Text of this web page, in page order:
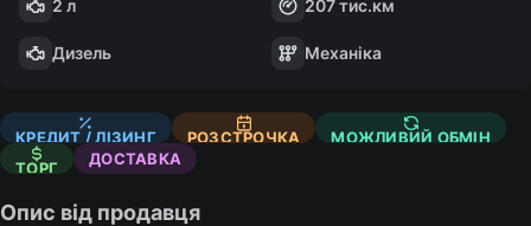
2 л 207тис.км
Дизель Механіка
КРЕДИТ / ЛІЗИНГ РОЗСТРОЧКА
МОЖЛИВИЙ ОБМІН
ТОРГ
ДОСТАВКА
Опис від продавця